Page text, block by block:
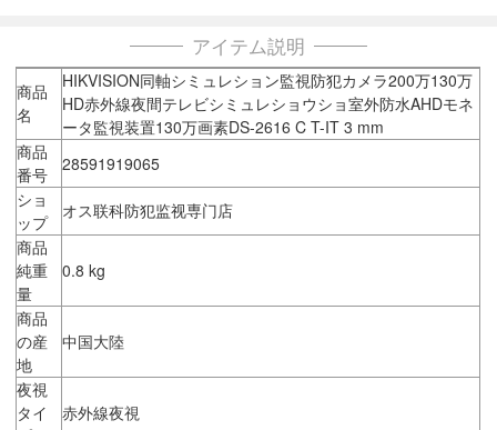
アイテム説明
商品
名
HIKVISION同軸シミュレション監視防犯カメラ200万130万
HD赤外線夜間テレビシミュレショウショ室外防水AHDモネ
ータ監視装置130万画素DS-2616 C T-IT 3 mm
商品
番号
28591919065
ショ
ップ
オス联科防犯监视専门店
商品
純重
量
0.8 kg
商品
の産
地
中国大陸
夜視
タイ
赤外線夜視